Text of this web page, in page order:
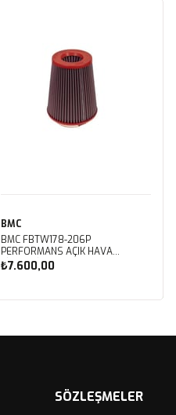
BMC
BMC FBTW178-206P
PERFORMANS AÇIK HAVA
FİLTRESİ
₺7.600,00
SÖZLEŞMELER